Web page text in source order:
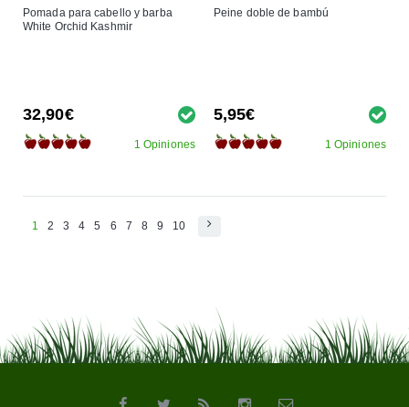
Pomada para cabello y barba
White Orchid Kashmir
32,90€
1 Opiniones
Peine doble de bambú
5,95€
1 Opiniones
1 2 3 4 5 6 7 8 9 10